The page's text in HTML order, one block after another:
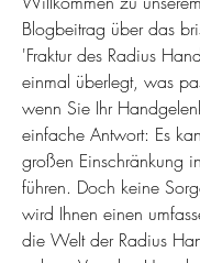
Blogbeitrag über das
'Fraktur des Radius
einmal überlegt, was
wenn Sie Ihr
einfache Antwort: Es
großen Einschränkung
führen. Doch keine
wird Ihnen einen
die Welt der Radius